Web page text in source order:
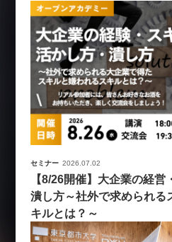
セミナー 2026.07.02
【8/26開催】大企業の経営
潰し方～社外で求められる
キルとは？～